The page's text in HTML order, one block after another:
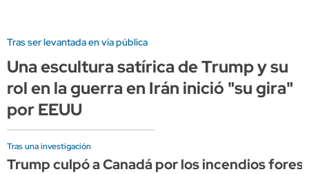
Tras ser levantada en vía pública
Una escultura satírica de Trump y su
rol en la guerra en Irán inició "su gira"
por EEUU
Tras una investigación
Trump culpó a Canadá por los incendios